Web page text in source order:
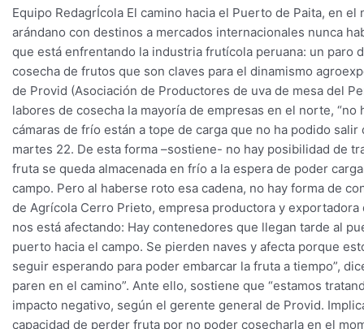
Equipo RedagrÍcola El camino hacia el Puerto de Paita, en
arándano con destinos a mercados internacionales nunca
que está enfrentando la industria frutícola peruana: un
cosecha de frutos que son claves para el dinamismo
de Provid (Asociación de Productores de uva de mesa del
labores de cosecha la mayoría de empresas en el norte,
cámaras de frío están a tope de carga que no ha podido
martes 22. De esta forma –sostiene- no hay posibilidad de
fruta se queda almacenada en frío a la espera de poder
campo. Pero al haberse roto esa cadena, no hay forma de
de Agrícola Cerro Prieto, empresa productora y
nos está afectando: Hay contenedores que llegan tarde al
puerto hacia el campo. Se pierden naves y afecta porque
seguir esperando para poder embarcar la fruta a tiempo”,
paren en el camino”. Ante ello, sostiene que “estamos
impacto negativo, según el gerente general de Provid.
capacidad de perder fruta por no poder cosecharla en el
tiene
a
tope
las
cámaras
de
frío
en
el
norte
y
obliga
a
suspender
los
trabajos
en